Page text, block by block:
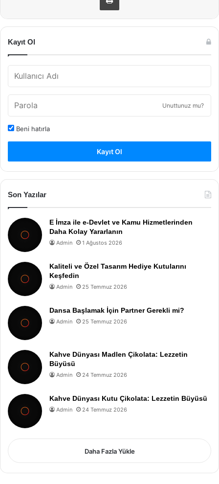
Kayıt Ol
Unuttunuz mu?
Beni hatırla
Kayıt Ol
Son Yazılar
E İmza ile e-Devlet ve Kamu Hizmetlerinden
Daha Kolay Yararlanın
Admin 1 Ağustos 2026
Kaliteli ve Özel Tasarım Hediye Kutularını
Keşfedin
Admin 25 Temmuz 2026
Dansa Başlamak İçin Partner Gerekli mi?
Admin 25 Temmuz 2026
Kahve Dünyası Madlen Çikolata: Lezzetin
Büyüsü
Admin 24 Temmuz 2026
Kahve Dünyası Kutu Çikolata: Lezzetin Büyüsü
Admin 24 Temmuz 2026
Daha Fazla Yükle